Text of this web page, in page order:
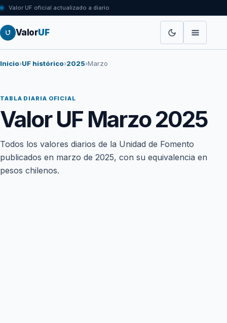
Valor UF oficial actualizado a diario
ValorUF
Inicio›UF histórico›2025›Marzo
TABLA DIARIA OFICIAL
Valor UF Marzo 2025
Todos los valores diarios de la Unidad de Fomento
publicados en marzo de 2025, con su equivalencia en
pesos chilenos.